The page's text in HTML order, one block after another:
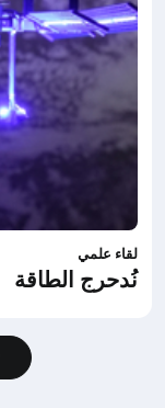
لقاء علمي
نُدحرج الطاقة